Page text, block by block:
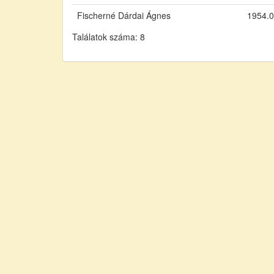
Fischerné Dárdai Ágnes
Találatok száma: 8